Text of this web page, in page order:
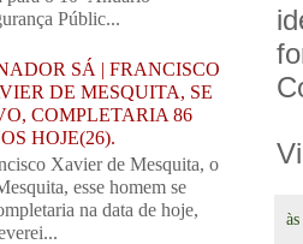
às
Públic...
SÁ | FRANCISCO
DE MESQUITA, SE
COMPLETARIA 86
HOJE(26).
Xavier de Mesquita, o
esse homem se
na data de hoje,